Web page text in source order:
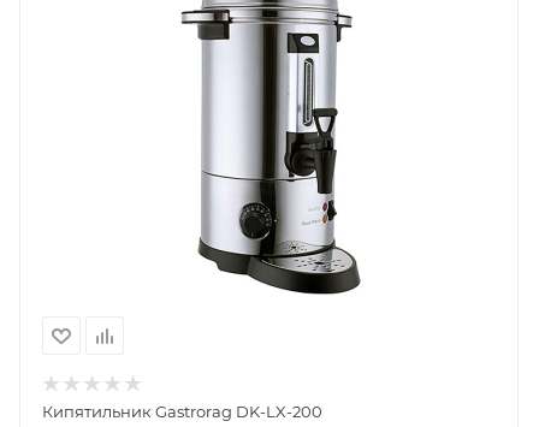
Кипятильник Gastrorag DK-LX-200